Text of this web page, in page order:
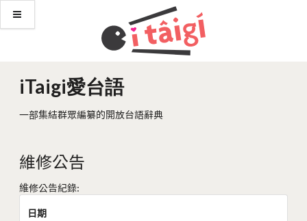
iTaigi愛台語
一部集結群眾編纂的開放台語辭典
維修公告
維修公告紀錄:
日期